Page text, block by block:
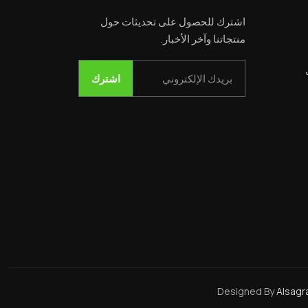
اشترك للحصول على تحديثات حول
منتجاتنا وآخر الأخبار.
اشترك
Designed By